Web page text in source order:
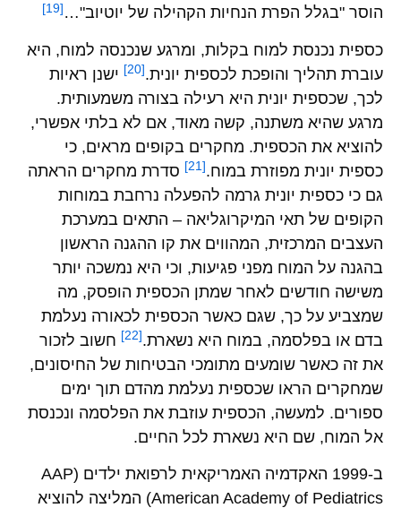
הוסר "בגלל הפרת הנחיות הקהילה של יוטיוב"… [19]
כספית נכנסת למוח בקלות, ומרגע שנכנסה למוח, היא
עוברת תהליך והופכת לכספית יונית. [20]
ישנן ראיות
לכך, שכספית יונית היא רעילה בצורה משמעותית.
מרגע שהיא משתנה, קשה מאוד, אם לא בלתי אפשרי,
להוציא את הכספית. מחקרים בקופים מראים, כי
כספית יונית מפוזרת במוח. [21]
סדרת מחקרים הראתה
גם כי כספית יונית גרמה להפעלה נרחבת במוחות
הקופים של תאי המיקרוגליאה – התאים במערכת
העצבים המרכזית, המהווים את קו ההגנה הראשון
בהגנה על המוח מפני פגיעות, וכי היא נמשכה יותר
משישה חודשים לאחר שמתן הכספית הופסק, מה
שמצביע על כך, שגם כאשר הכספית לכאורה נעלמת
בדם או בפלסמה, במוח היא נשארת. [22]
חשוב לזכור
את זה כאשר שומעים מתומכי הבטיחות של החיסונים,
שמחקרים הראו שכספית נעלמת מהדם תוך ימים
ספורים. למעשה, הכספית עוזבת את הפלסמה ונכנסת
אל המוח, שם היא נשארת לכל החיים.
ב-1999 האקדמיה האמריקאית לרפואת ילדים (AAP
American Academy of Pediatrics) המליצה להוציא